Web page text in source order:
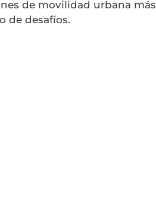
de movilidad urbana más
de desafíos.